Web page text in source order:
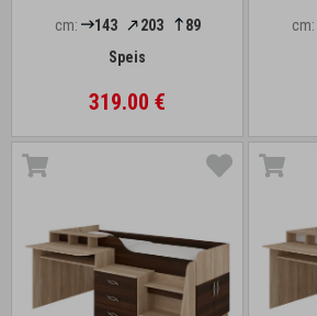
cm: 143 203
89
Speis
319.00 €
cm: